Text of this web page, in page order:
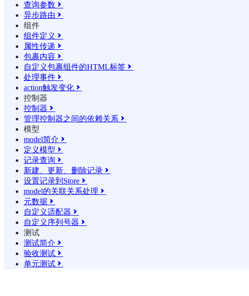
查询参数 
异步路由 
组件
组件定义 
属性传递 
包裹内容 
自定义包裹组件的HTML标签 
处理事件 
action触发变化 
控制器
控制器 
管理控制器之间的依赖关系 
模型
model简介 
定义模型 
记录查询 
新建、更新、删除记录 
设置记录到Store 
model的关联关系处理 
元数据 
自定义适配器 
自定义序列号器 
测试
测试简介 
验收测试 
单元测试 